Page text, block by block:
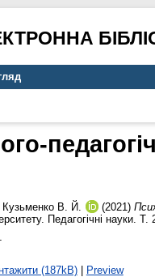
Кузьменко В. Й. (2021)
Педагогічні
(187kB)| Preview